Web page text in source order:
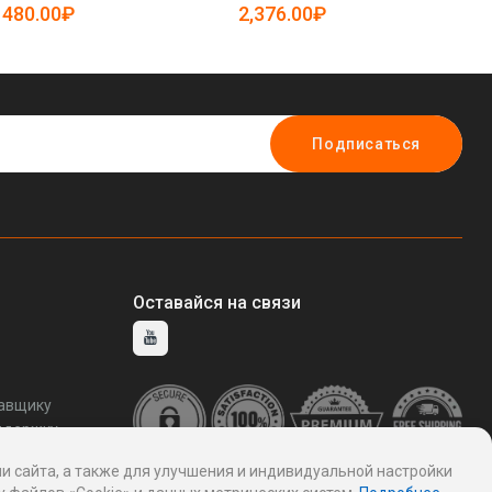
480.00₽ 2,376.00₽
Подписаться
Оставайся на связи
а также для улучшения и индивидуальной настройки